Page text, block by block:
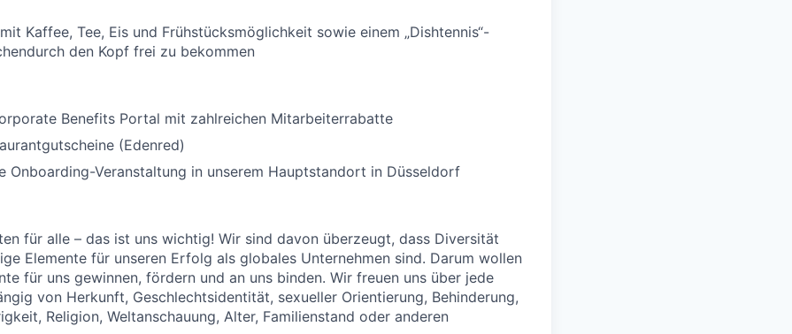
Kaffee, Tee, Eis und Frühstücksmöglichkeit sowie einem „Dishtennis“-
den Kopf frei zu bekommen
Benefits Portal mit zahlreichen Mitarbeiterrabatte
(Edenred)
Onboarding-Veranstaltung in unserem Hauptstandort in Düsseldorf
für alle – das ist uns wichtig! Wir sind davon überzeugt, dass Diversität
Elemente für unseren Erfolg als globales Unternehmen sind. Darum wollen
für uns gewinnen, fördern und an uns binden. Wir freuen uns über jede
von Herkunft, Geschlechtsidentität, sexueller Orientierung, Behinderung,
Religion, Weltanschauung, Alter, Familienstand oder anderen